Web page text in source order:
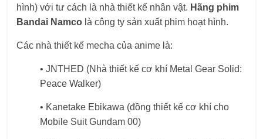
hình) với tư cách là nhà thiết kế nhân vật. Hãng phim
Bandai Namco là công ty sản xuất phim hoạt hình.
Các nhà thiết kế mecha của anime là:
• JNTHED (Nhà thiết kế cơ khí Metal Gear Solid:
Peace Walker)
• Kanetake Ebikawa (đồng thiết kế cơ khí cho
Mobile Suit Gundam 00)